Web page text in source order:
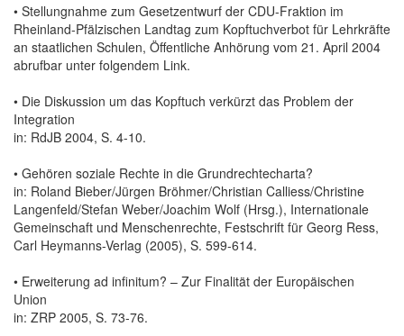
• Stellungnahme zum Gesetzentwurf der CDU-Fraktion im
Rheinland-Pfälzischen Landtag zum Kopftuchverbot für Lehrkräfte
an staatlichen Schulen, Öffentliche Anhörung vom 21. April 2004
abrufbar unter folgendem Link.
• Die Diskussion um das Kopftuch verkürzt das Problem der
Integration
in: RdJB 2004, S. 4-10.
• Gehören soziale Rechte in die Grundrechtecharta?
in: Roland Bieber/Jürgen Bröhmer/Christian Calliess/Christine
Langenfeld/Stefan Weber/Joachim Wolf (Hrsg.), Internationale
Gemeinschaft und Menschenrechte, Festschrift für Georg Ress,
Carl Heymanns-Verlag (2005), S. 599-614.
• Erweiterung ad infinitum? – Zur Finalität der Europäischen
Union
in: ZRP 2005, S. 73-76.